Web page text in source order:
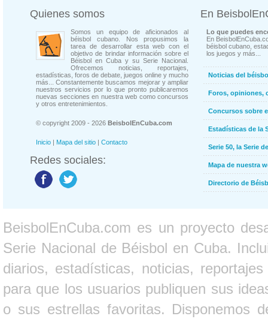
Quienes somos
Somos un equipo de aficionados al
béisbol cubano. Nos propusimos la
tarea de desarrollar esta web con el
objetivo de brindar información sobre el
Béisbol en Cuba y su Serie Nacional.
Ofrecemos noticias, reportajes,
estadísticas, foros de debate, juegos online y mucho
más... Constantemente buscamos mejorar y ampliar
nuestros servicios por lo que pronto publicaremos
nuevas secciones en nuestra web como concursos
y otros entretenimientos.
© copyright 2009 - 2026 BeisbolEnCuba.com
Inicio | Mapa del sitio | Contacto
Redes sociales:
En
Lo que puedes
En
béisbol cubano,
los juegos y más...
Noticias del
Foros, opiniones,
Concursos sobre
Estadísticas de la
Serie 50, la Serie
Mapa de nuestra
Directorio de
BeisbolEnCuba.com es un proyecto
Serie Nacional de Béisbol en Cuba.
diarios, estadísticas, noticias,
para que los usuarios publiquen sus
o sus estrellas favoritas. Disponemos